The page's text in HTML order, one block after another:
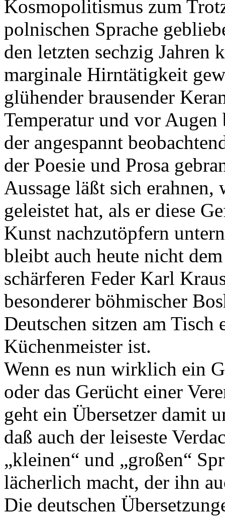
Kosmopolitismus zum
polnischen Sprache
den letzten sechzig Jahren
marginale Hirntätigkeit
glühender brausender
Temperatur und vor
der angespannt
der Poesie und Prosa
Aussage läßt sich
geleistet hat, als er diese
Kunst nachzutöpfern
bleibt auch heute nicht
schärferen Feder Karl
besonderer böhmischer
Deutschen sitzen am
Küchenmeister ist.
Wenn es nun wirklich ein
oder das Gerücht einer
geht ein Übersetzer damit
daß auch der leiseste
„kleinen“ und „großen“
lächerlich macht, der ihn
Die deutschen